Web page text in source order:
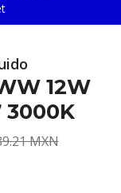
12W
3000K
MXN